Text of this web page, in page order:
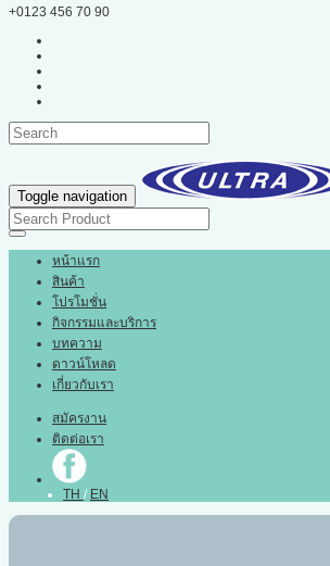
+0123 456 70 90
Toggle navigation
หน้าแรก
สินค้า
โปรโมชั่น
กิจกรรมและบริการ
บทความ
ดาวน์โหลด
เกี่ยวกับเรา
สมัครงาน
ติดต่อเรา
TH / EN